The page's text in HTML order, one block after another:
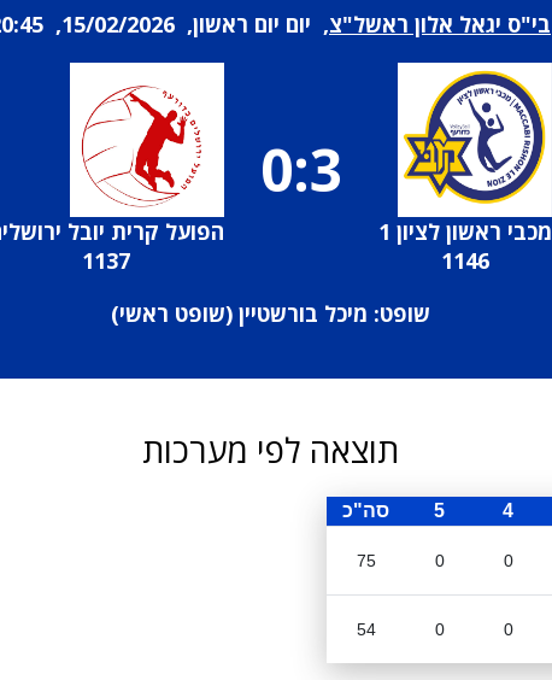
בי"ס יגאל אלון ראשל"צ, יום יום ראשון, 15/02/2026, 20:45
מכבי ראשון לציון 1
1146
0:3
הפועל קרית יובל
1137
שופט: מיכל בורשטיין (שופט ראשי)
תוצאה לפי מערכות
4
5 סה"כ
0
0
75
0
0
54